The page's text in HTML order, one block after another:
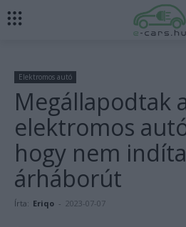
Elektromos autó
Megállapodtak
elektromos
hogy nem
árháborút
Írta: Eriqo - 2023-07-07